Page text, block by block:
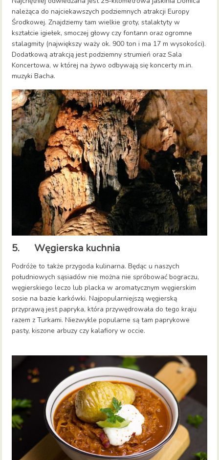
należąca do najciekawszych podziemnych atrakcji Europy
Środkowej. Znajdziemy tam wielkie groty, stalaktyty w
kształcie igiełek, smoczej głowy czy fontann oraz ogromne
stalagmity (największy waży ok. 900 ton i ma 17 m wysokości).
Dodatkową atrakcją jest podziemny strumień oraz Sala
Koncertowa, w której na żywo odbywają się koncerty m.in.
muzyki Bacha.
5. Węgierska kuchnia
Podróże to także przygoda kulinarna. Będąc u naszych
południowych sąsiadów nie można nie spróbować bograczu,
węgierskiego leczo lub placka w aromatycznym węgierskim
sosie na bazie karkówki. Najpopularniejszą węgierską
przyprawą jest papryka, która przywędrowała do tego kraju
razem z Turkami. Niezwykle popularne są tam paprykowe
pasty, kiszone arbuzy czy kalafiory w occie.